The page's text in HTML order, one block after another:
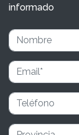
informado